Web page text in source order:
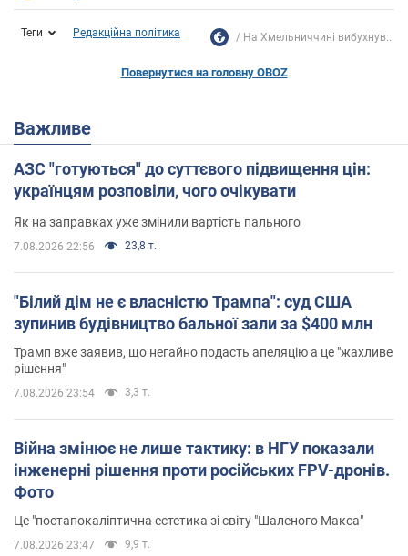
Теги Редакційна політика На Хмельниччині вибухнув...
Повернутися на головну OBOZ
Важливе
АЗС "готуються" до суттєвого підвищення цін:
українцям розповіли, чого очікувати
Як на заправках уже змінили вартість пального
7.08.2026 22:56 23,8 т.
"Білий дім не є власністю Трампа": суд США
зупинив будівництво бальної зали за $400 млн
Трамп вже заявив, що негайно подасть апеляцію а це "жахливе
рішення"
7.08.2026 23:54 3,3 т.
Війна змінює не лише тактику: в НГУ показали
інженерні рішення проти російських FPV-дронів.
Фото
Це "постапокаліптична естетика зі світу "Шаленого Макса"
7.08.2026 23:47 9,9 т.